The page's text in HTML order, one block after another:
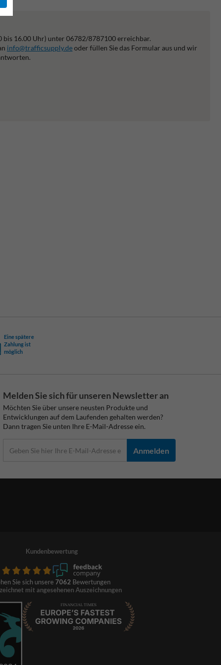
bis 16.00 Uhr) unter 06782/8787100 erreichbar.
info@trafficsupply.deoder füllen Sie das Formular aus und wir
Eine spätere
Zahlung ist
möglich
Melden Sie sich für unseren Newsletter an
Möchten Sie über unsere neusten Produkte und
Entwicklungen auf dem Laufenden gehalten werden?
Dann tragen Sie unten Ihre E-Mail-Adresse ein.
Anmelden
Kundenbewertung
Sie sich unsere 7062 Bewertungen
mit angesehenen Auszeichnungen